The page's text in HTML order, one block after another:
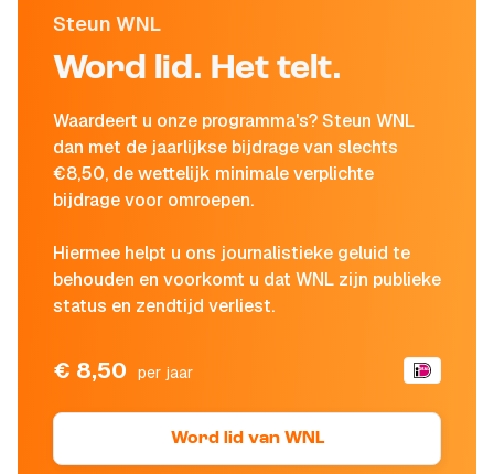
Steun WNL
Word lid. Het telt.
Waardeert u onze programma's? Steun WNL
dan met de jaarlijkse bijdrage van slechts
€8,50, de wettelijk minimale verplichte
bijdrage voor omroepen.
Hiermee helpt u ons journalistieke geluid te
behouden en voorkomt u dat WNL zijn publieke
status en zendtijd verliest.
€ 8,50 per jaar
Word lid van WNL